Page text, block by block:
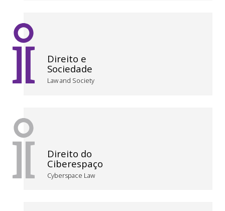
Direito e
Sociedade
Law and Society
Direito do
Ciberespaço
Cyberspace Law